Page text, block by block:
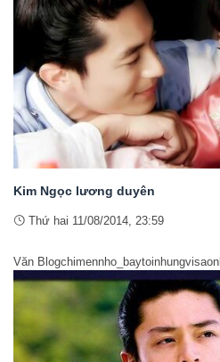
Kim Ngọc lương duyên
Thứ hai 11/08/2014, 23:59
Văn